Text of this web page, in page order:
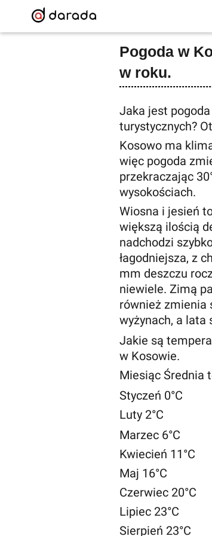
Pogoda w
w roku.
Jaka jest
turystycznych?
Kosowo ma
więc pogoda
przekraczając
wysokościach.
Wiosna i jesień
większą ilością
nadchodzi
łagodniejsza, z
mm deszczu
niewiele. Zimą
również zmienia
wyżynach, a lata
Jakie są
w Kosowie.
Miesiąc Średnia
Styczeń 0°C
Luty 2°C
Marzec 6°C
Kwiecień 11°C
Maj 16°C
Czerwiec 20°C
Lipiec 23°C
Sierpień 23°C